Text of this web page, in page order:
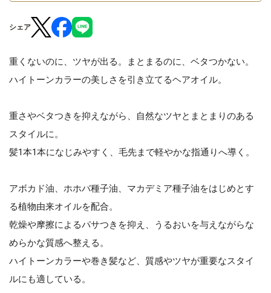
シェア
重くないのに、ツヤが出る。まとまるのに、ベタつかない。
ハイトーンカラーの美しさを引き立てるヘアオイル。
重さやベタつきを抑えながら、自然なツヤとまとまりのある
スタイルに。
髪1本1本になじみやすく、毛先まで軽やかな指通りへ導く。
アボカド油、ホホバ種子油、マカデミア種子油をはじめとす
る植物由来オイルを配合。
乾燥や摩擦によるパサつきを抑え、うるおいを与えながらな
めらかな質感へ整える。
ハイトーンカラーや巻き髪など、質感やツヤが重要なスタイ
ルにも適している。